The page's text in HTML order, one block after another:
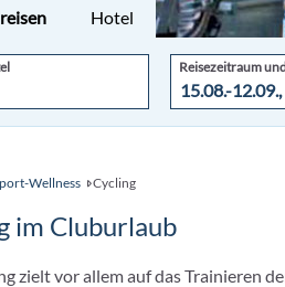
Hotel
Reisezeitraum
Wellness Cycling
im Cluburlaub
zielt vor allem auf das Trainieren